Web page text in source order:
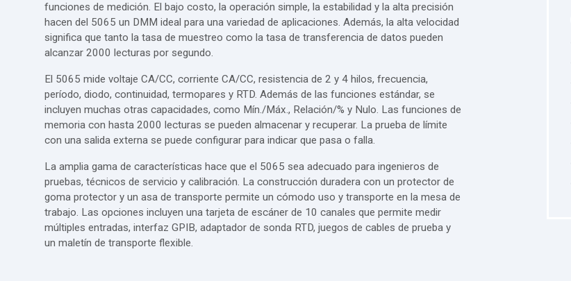
funciones de medición. El bajo costo, la operación simple, la estabilidad y la alta precisión
hacen del 5065 un DMM ideal para una variedad de aplicaciones. Además, la alta velocidad
significa que tanto la tasa de muestreo como la tasa de transferencia de datos pueden
alcanzar 2000 lecturas por segundo.
El 5065 mide voltaje CA/CC, corriente CA/CC, resistencia de 2 y 4 hilos, frecuencia,
período, diodo, continuidad, termopares y RTD. Además de las funciones estándar, se
incluyen muchas otras capacidades, como Mín./Máx., Relación/% y Nulo. Las funciones de
memoria con hasta 2000 lecturas se pueden almacenar y recuperar. La prueba de límite
con una salida externa se puede configurar para indicar que pasa o falla.
La amplia gama de características hace que el 5065 sea adecuado para ingenieros de
pruebas, técnicos de servicio y calibración. La construcción duradera con un protector de
goma protector y un asa de transporte permite un cómodo uso y transporte en la mesa de
trabajo. Las opciones incluyen una tarjeta de escáner de 10 canales que permite medir
múltiples entradas, interfaz GPIB, adaptador de sonda RTD, juegos de cables de prueba y
un maletín de transporte flexible.